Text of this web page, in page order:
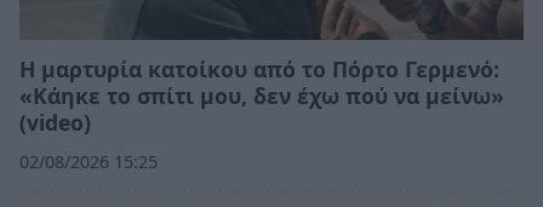
Η μαρτυρία κατοίκου από το Πόρτο Γερμενό:
«Κάηκε το σπίτι μου, δεν έχω πού να μείνω»
(video)
02/08/2026 15:25